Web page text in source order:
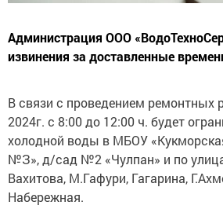
Администрация ООО
извинения за доставленные
В связи с проведением ремонтных
2024г. с 8:00 до 12:00 ч. будет
холодной воды в МБОУ
№З», д/сад №2 «Чулпан» и по
Вахитова, М.Гафури, Гагарина,
Набережная.